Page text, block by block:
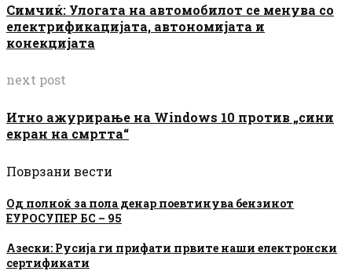
Симчиќ: Улогата на автомобилот се менува со
електрификацијата, автономијата и
конекцијата
next post
Итно ажурирање на Windows 10 против „сини
екран на смртта“
Поврзани вести
Од полноќ за пола денар поевтинува бензинот
ЕУРОСУПЕР БС – 95
Азески: Русија ги прифати првите наши електронски
сертификати